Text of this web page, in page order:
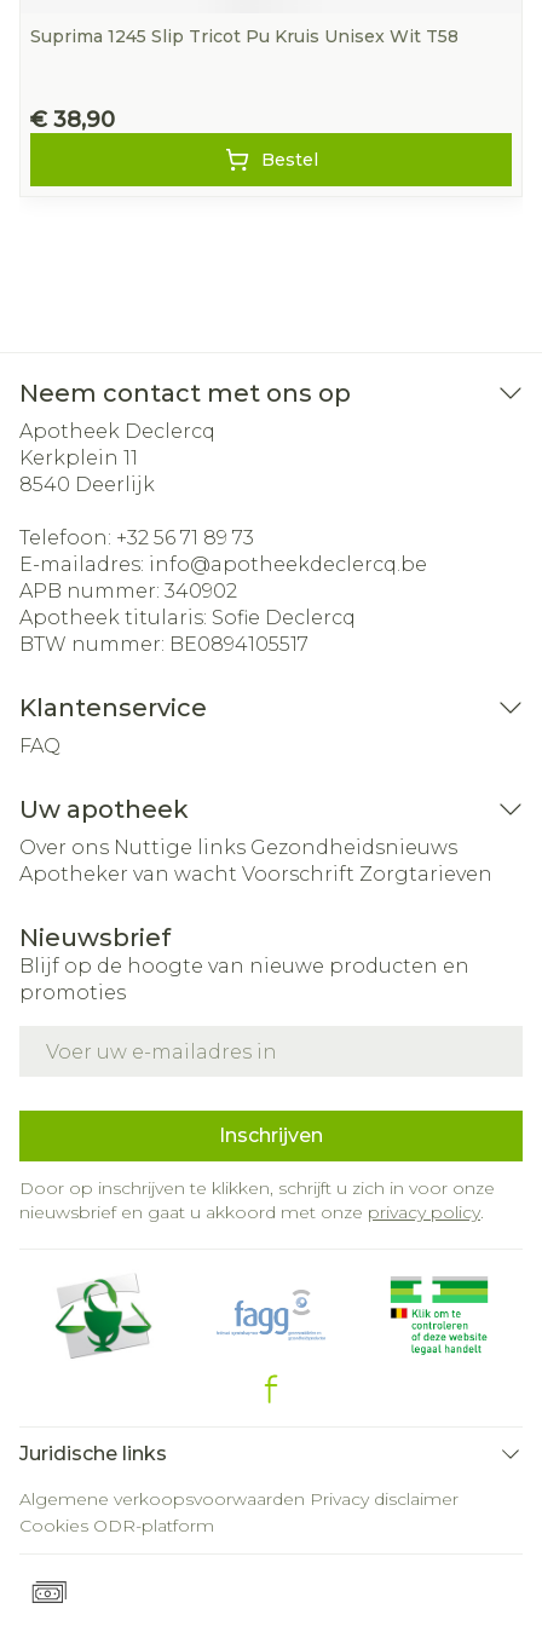
Suprima 1245 Slip Tricot Pu Kruis Unisex Wit T58
€ 38,90
Bestel
Neem contact met ons op
Apotheek Declercq
Kerkplein 11
8540 Deerlijk
Telefoon: +32 56 71 89 73
E-mailadres: info@apotheekdeclercq.be
APB nummer: 340902
Apotheek titularis: Sofie Declercq
BTW nummer: BE0894105517
Klantenservice
FAQ
Uw apotheek
Over ons Nuttige links Gezondheidsnieuws
Apotheker van wacht Voorschrift Zorgtarieven
Nieuwsbrief
Blijf op de hoogte van nieuwe producten en
promoties
Inschrijven
Door op inschrijven te klikken, schrijft u zich in voor onze
nieuwsbrief en gaat u akkoord met onze privacy policy.
Juridische links
Algemene verkoopsvoorwaarden Privacy disclaimer
Cookies ODR-platform